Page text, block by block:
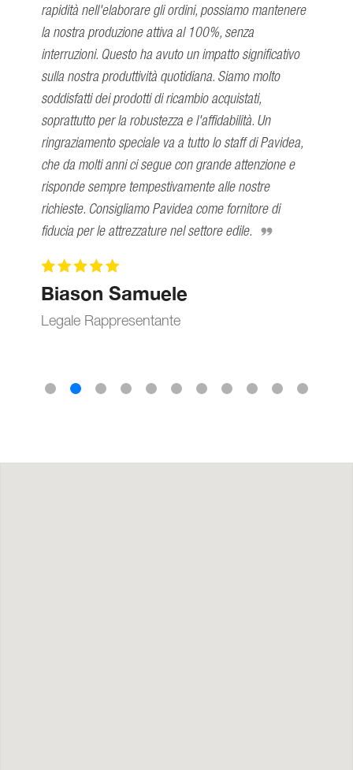
rapidità nell'elaborare gli ordini, possiamo mantenere
la nostra produzione attiva al 100%, senza
interruzioni. Questo ha avuto un impatto significativo
sulla nostra produttività quotidiana. Siamo molto
soddisfatti dei prodotti di ricambio acquistati,
soprattutto per la robustezza e l'affidabilità. Un
ringraziamento speciale va a tutto lo staff di Pavidea,
che da molti anni ci segue con grande attenzione e
risponde sempre tempestivamente alle nostre
richieste. Consigliamo Pavidea come fornitore di
fiducia per le attrezzature nel settore edile.
Biason Samuele
Legale Rappresentante